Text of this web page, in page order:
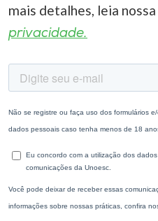
mais detalhes, leia nossa
privacidade.